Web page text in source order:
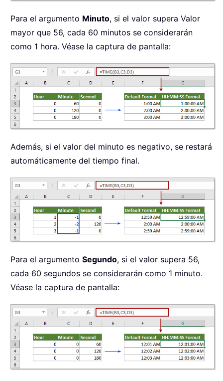
Para el argumento Minuto, si el valor supera Valor
mayor que 56, cada 60 minutos se considerarán
como 1 hora. Véase la captura de pantalla:
Además, si el valor del minuto es negativo, se restará
automáticamente del tiempo final.
Para el argumento Segundo, si el valor supera 56,
cada 60 segundos se considerarán como 1 minuto.
Véase la captura de pantalla: